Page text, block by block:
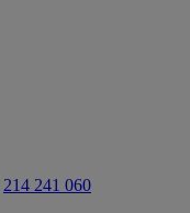
214 241 060